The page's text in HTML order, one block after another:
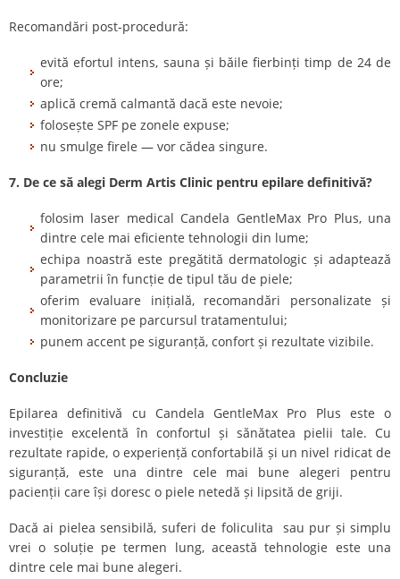
Recomandări post-procedură:
evită efortul intens, sauna și băile fierbinți timp de 24 de
ore;
aplică cremă calmantă dacă este nevoie;
folosește SPF pe zonele expuse;
nu smulge firele — vor cădea singure.
7. De ce să alegi Derm Artis Clinic pentru epilare definitivă?
folosim laser medical Candela GentleMax Pro Plus, una
dintre cele mai eficiente tehnologii din lume;
echipa noastră este pregătită dermatologic și adaptează
parametrii în funcție de tipul tău de piele;
oferim evaluare inițială, recomandări personalizate și
monitorizare pe parcursul tratamentului;
punem accent pe siguranță, confort și rezultate vizibile.
Concluzie
Epilarea definitivă cu Candela GentleMax Pro Plus este o
investiție excelentă în confortul și sănătatea pielii tale. Cu
rezultate rapide, o experiență confortabilă și un nivel ridicat de
siguranță, este una dintre cele mai bune alegeri pentru
pacienții care își doresc o piele netedă și lipsită de griji.
Dacă ai pielea sensibilă, suferi de foliculita sau pur și simplu
vrei o soluție pe termen lung, această tehnologie este una
dintre cele mai bune alegeri.